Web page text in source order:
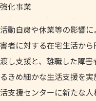
強化事業
活動自粛や休業等の影響
害者に対する在宅生活か
渡し支援と、離職した障
るきめ細かな生活支援を
活支援センターに新たな